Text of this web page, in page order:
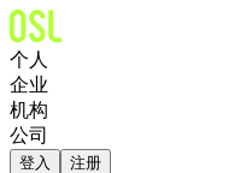
个人
企业
机构
公司
登入 注册